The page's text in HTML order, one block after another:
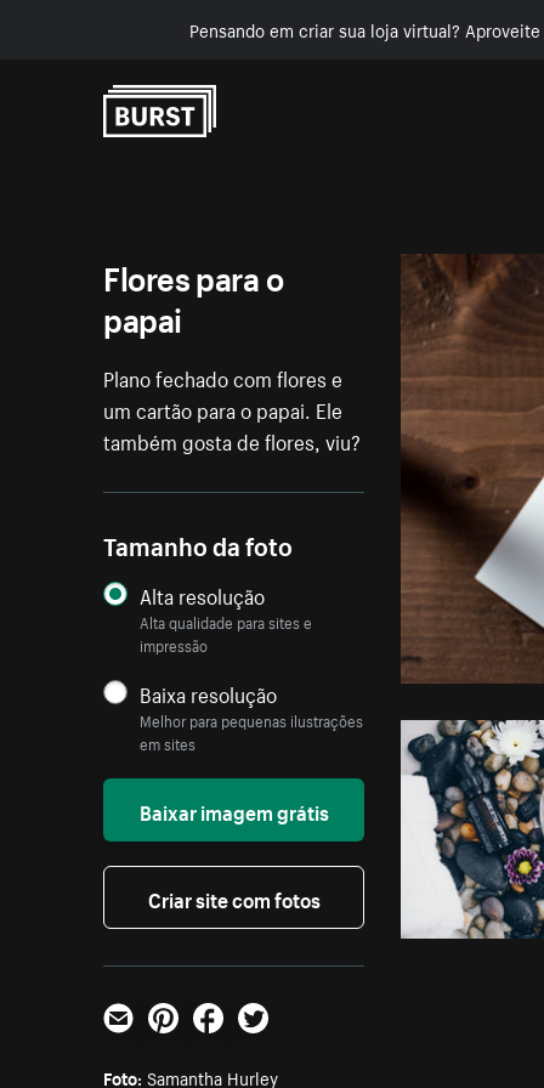
Pensando em criar sua loja virtual?
Flores para o
papai
Plano fechado com flores e
um cartão para o papai. Ele
também gosta de flores, viu?
Tamanho da foto
Alta resolução
Alta qualidade para sites e
impressão
Baixa resolução
Melhor para pequenas ilustrações
em sites
Baixar imagem grátis
Criar site com fotos
E-mailPinterestFacebookTwitter
Foto: Samantha Hurley